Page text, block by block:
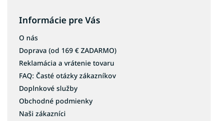
Informácie pre Vás
O nás
Doprava (od 169 € ZADARMO)
Reklamácia a vrátenie tovaru
FAQ: Časté otázky zákazníkov
Doplnkové služby
Obchodné podmienky
Naši zákazníci